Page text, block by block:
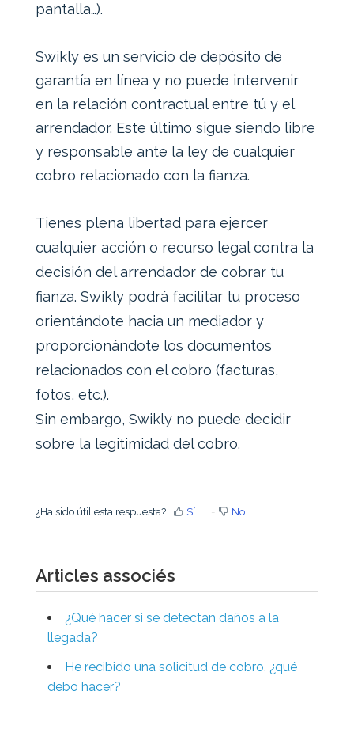
pantalla…).
Swikly es un servicio de depósito de
garantía en línea y no puede intervenir
en la relación contractual entre tú y el
arrendador. Este último sigue siendo libre
y responsable ante la ley de cualquier
cobro relacionado con la fianza.
Tienes plena libertad para ejercer
cualquier acción o recurso legal contra la
decisión del arrendador de cobrar tu
fianza. Swikly podrá facilitar tu proceso
orientándote hacia un mediador y
proporcionándote los documentos
relacionados con el cobro (facturas,
fotos, etc.).
Sin embargo, Swikly no puede decidir
sobre la legitimidad del cobro.
¿Ha sido útil esta respuesta? Sí No
Articles associés
¿Qué hacer si se detectan daños a la
llegada?
He recibido una solicitud de cobro, ¿qué
debo hacer?